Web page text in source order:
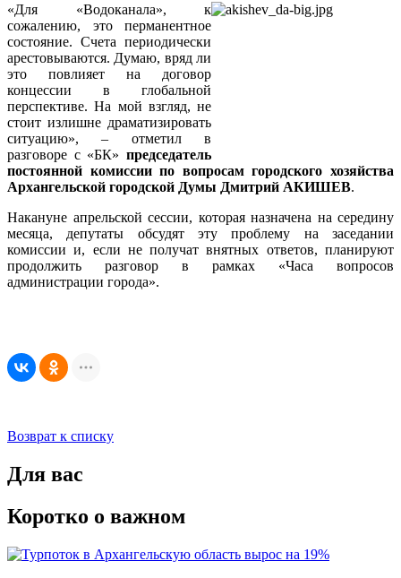
«Для «Водоканала», к
сожалению, это перманентное
состояние. Счета периодически
арестовываются. Думаю, вряд ли
это повлияет на договор
концессии в глобальной
перспективе. На мой взгляд, не
стоит излишне драматизировать
ситуацию», – отметил в
разговоре с «БК» председатель
постоянной комиссии по вопросам городского хозяйства
Архангельской городской Думы Дмитрий АКИШЕВ.
Накануне апрельской сессии, которая назначена на середину
месяца, депутаты обсудят эту проблему на заседании
комиссии и, если не получат внятных ответов, планируют
продолжить разговор в рамках «Часа вопросов
администрации города».
Возврат к списку
Для вас
Коротко о важном